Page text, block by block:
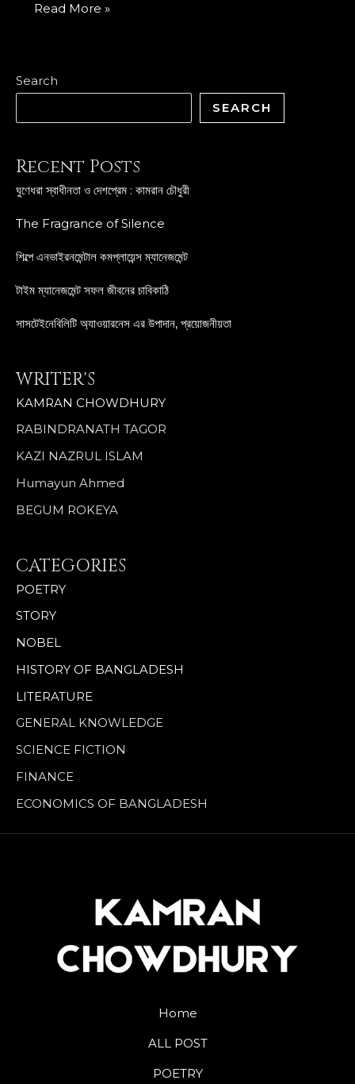
Search
SEARCH
Recent Posts
ঘুণেধরা স্বাধীনতা ও দেশপ্রেম : কামরান চৌধুরী
The Fragrance of Silence
শিল্পে এনভাইরনমেন্টাল কমপ্লায়েন্স ম্যানেজমেন্ট
টাইম ম্যানেজমেন্ট সফল জীবনের চাবিকাঠি
সাসটেইনেবিলিটি অ্যাওয়ারনেস এর উপাদান, প্রয়োজনীয়তা
WRITER'S
KAMRAN CHOWDHURY
RABINDRANATH TAGOR
KAZI NAZRUL ISLAM
Humayun Ahmed
BEGUM ROKEYA
CATEGORIES
POETRY
STORY
NOBEL
HISTORY OF BANGLADESH
LITERATURE
GENERAL KNOWLEDGE
SCIENCE FICTION
FINANCE
ECONOMICS OF BANGLADESH
Read More »
Home
ALL POST
POETRY